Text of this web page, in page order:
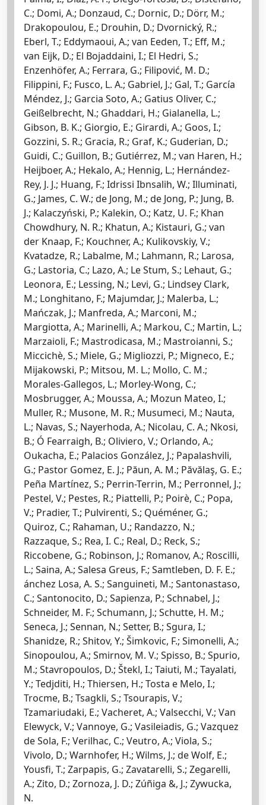
C.; Domi, A.; Donzaud, C.; Dornic, D.; Dörr, M.;
Drakopoulou, E.; Drouhin, D.; Dvornický, R.;
Eberl, T.; Eddymaoui, A.; van Eeden, T.; Eff, M.;
van Eijk, D.; El Bojaddaini, I.; El Hedri, S.;
Enzenhöfer, A.; Ferrara, G.; Filipović, M. D.;
Filippini, F.; Fusco, L. A.; Gabriel, J.; Gal, T.; García
Méndez, J.; Garcia Soto, A.; Gatius Oliver, C.;
Geißelbrecht, N.; Ghaddari, H.; Gialanella, L.;
Gibson, B. K.; Giorgio, E.; Girardi, A.; Goos, I.;
Gozzini, S. R.; Gracia, R.; Graf, K.; Guderian, D.;
Guidi, C.; Guillon, B.; Gutiérrez, M.; van Haren, H.;
Heijboer, A.; Hekalo, A.; Hennig, L.; Hernández-
Rey, J. J.; Huang, F.; Idrissi Ibnsalih, W.; Illuminati,
G.; James, C. W.; de Jong, M.; de Jong, P.; Jung, B.
J.; Kalaczyński, P.; Kalekin, O.; Katz, U. F.; Khan
Chowdhury, N. R.; Khatun, A.; Kistauri, G.; van
der Knaap, F.; Kouchner, A.; Kulikovskiy, V.;
Kvatadze, R.; Labalme, M.; Lahmann, R.; Larosa,
G.; Lastoria, C.; Lazo, A.; Le Stum, S.; Lehaut, G.;
Leonora, E.; Lessing, N.; Levi, G.; Lindsey Clark,
M.; Longhitano, F.; Majumdar, J.; Malerba, L.;
Mańczak, J.; Manfreda, A.; Marconi, M.;
Margiotta, A.; Marinelli, A.; Markou, C.; Martin, L.;
Marzaioli, F.; Mastrodicasa, M.; Mastroianni, S.;
Miccichè, S.; Miele, G.; Migliozzi, P.; Migneco, E.;
Mijakowski, P.; Mitsou, M. L.; Mollo, C. M.;
Morales-Gallegos, L.; Morley-Wong, C.;
Mosbrugger, A.; Moussa, A.; Mozun Mateo, I.;
Muller, R.; Musone, M. R.; Musumeci, M.; Nauta,
L.; Navas, S.; Nayerhoda, A.; Nicolau, C. A.; Nkosi,
B.; Ó Fearraigh, B.; Oliviero, V.; Orlando, A.;
Oukacha, E.; Palacios González, J.; Papalashvili,
G.; Pastor Gomez, E. J.; Păun, A. M.; Păvălaş, G. E.;
Peña Martínez, S.; Perrin-Terrin, M.; Perronnel, J.;
Pestel, V.; Pestes, R.; Piattelli, P.; Poirè, C.; Popa,
V.; Pradier, T.; Pulvirenti, S.; Quéméner, G.;
Quiroz, C.; Rahaman, U.; Randazzo, N.;
Razzaque, S.; Rea, I. C.; Real, D.; Reck, S.;
Riccobene, G.; Robinson, J.; Romanov, A.; Roscilli,
L.; Saina, A.; Salesa Greus, F.; Samtleben, D. F. E.;
ánchez Losa, A. S.; Sanguineti, M.; Santonastaso,
C.; Santonocito, D.; Sapienza, P.; Schnabel, J.;
Schneider, M. F.; Schumann, J.; Schutte, H. M.;
Seneca, J.; Sennan, N.; Setter, B.; Sgura, I.;
Shanidze, R.; Shitov, Y.; Šimkovic, F.; Simonelli, A.;
Sinopoulou, A.; Smirnov, M. V.; Spisso, B.; Spurio,
M.; Stavropoulos, D.; Štekl, I.; Taiuti, M.; Tayalati,
Y.; Tedjditi, H.; Thiersen, H.; Tosta e Melo, I.;
Trocme, B.; Tsagkli, S.; Tsourapis, V.;
Tzamariudaki, E.; Vacheret, A.; Valsecchi, V.; Van
Elewyck, V.; Vannoye, G.; Vasileiadis, G.; Vazquez
de Sola, F.; Verilhac, C.; Veutro, A.; Viola, S.;
Vivolo, D.; Warnhofer, H.; Wilms, J.; de Wolf, E.;
Yousfi, T.; Zarpapis, G.; Zavatarelli, S.; Zegarelli,
A.; Zito, D.; Zornoza, J. D.; Zúñiga &, J.; Zywucka,
N.